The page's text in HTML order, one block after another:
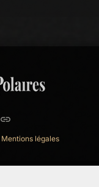
Mentions légales